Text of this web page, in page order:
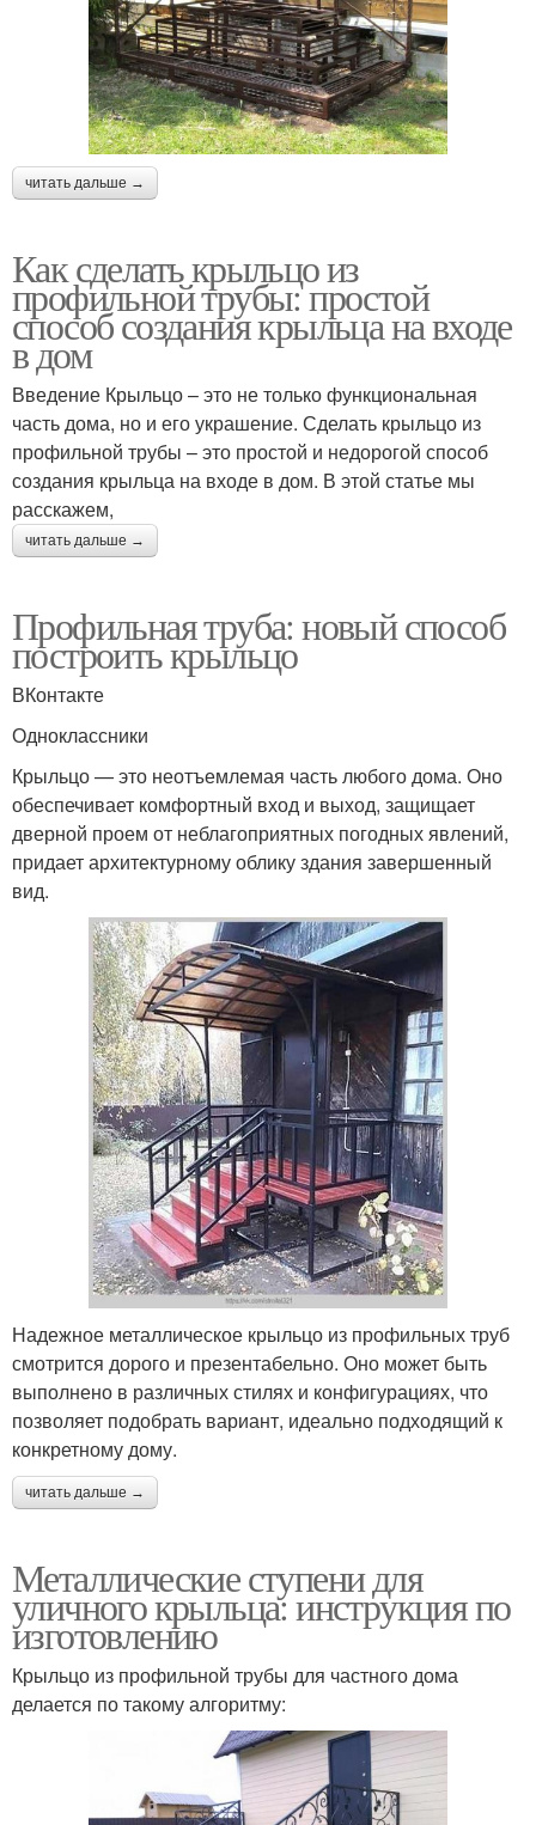
читать дальше →
Как сделать крыльцо из
профильной трубы: простой
способ создания крыльца на входе
в дом
Введение Крыльцо – это не только функциональная
часть дома, но и его украшение. Сделать крыльцо из
профильной трубы – это простой и недорогой способ
создания крыльца на входе в дом. В этой статье мы
расскажем,
читать дальше →
Профильная труба: новый способ
построить крыльцо
ВКонтакте
Одноклассники
Крыльцо — это неотъемлемая часть любого дома. Оно
обеспечивает комфортный вход и выход, защищает
дверной проем от неблагоприятных погодных явлений,
придает архитектурному облику здания завершенный
вид.
Надежное металлическое крыльцо из профильных труб
смотрится дорого и презентабельно. Оно может быть
выполнено в различных стилях и конфигурациях, что
позволяет подобрать вариант, идеально подходящий к
конкретному дому.
читать дальше →
Металлические ступени для
уличного крыльца: инструкция по
изготовлению
Крыльцо из профильной трубы для частного дома
делается по такому алгоритму: